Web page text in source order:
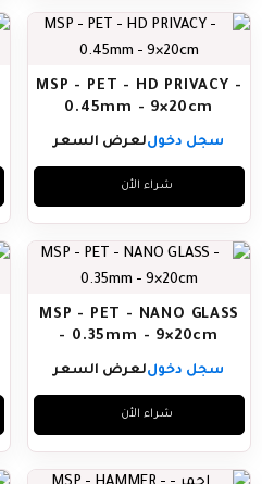
MSP - PET - HD PRIVACY -
0.45mm - 9×20cm
سجل دخوللعرض السعر
شراء الأن
MSP - PET - NANO GLASS
- 0.35mm - 9×20cm
سجل دخوللعرض السعر
شراء الأن